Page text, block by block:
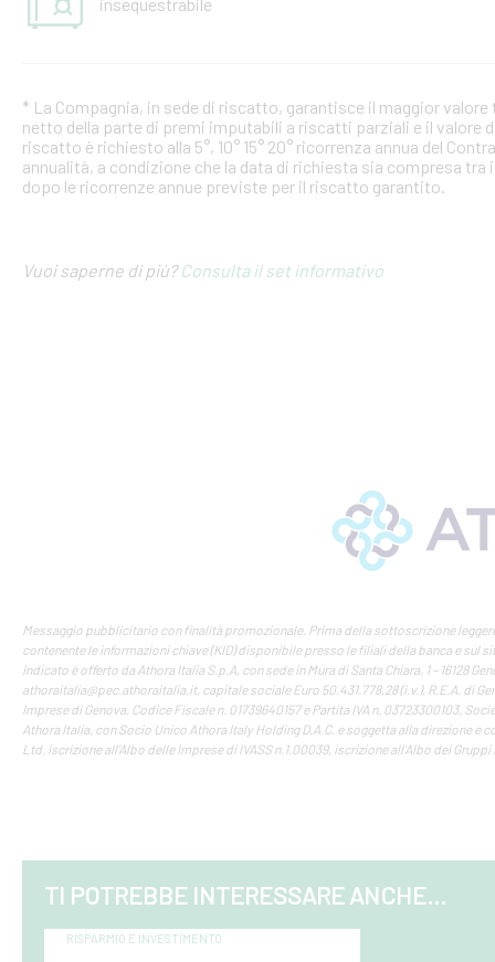
* La Compagnia, in sede di riscatto, garantisce il maggior
netto della parte di premi imputabili a riscatti parziali e il valore
riscatto è richiesto alla 5°, 10° 15° 20° ricorrenza annua del
annualità, a condizione che la data di richiesta sia compresa tra
dopo le ricorrenze annue previste per il riscatto garantito.
Vuoi saperne di più?Consulta il set informativo
Messaggio pubblicitario con finalità promozionale. Prima della sottoscrizione
contenente le informazioni chiave (KID) disponibile presso le filiali della banca e sul
indicato è offerto da Athora Italia S.p.A, con sede in Mura di Santa Chiara, 1 – 16128
athoraitalia@pec.athoraitalia.it, capitale sociale Euro 50.431.778,28 (i.v.), R.E.A. di
Imprese di Genova, Codice Fiscale n. 01739640157 e Partita IVA n. 03723300103,
Athora Italia, con Socio Unico Athora Italy Holding D.A.C. e soggetta alla direzione e
Ltd. iscrizione all’Albo delle Imprese di IVASS n.1.00039, iscrizione all’Albo dei Gruppi
TI POTREBBE INTERESSARE ANCHE...
RISPARMIO E INVESTIMENTO